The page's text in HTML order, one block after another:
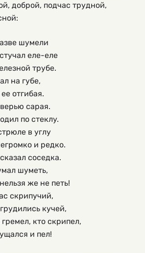
доброй, подчас трудной,
шумели
еле-еле
трубе.
на губе,
отгибая.
сарая.
по стеклу.
в углу
и редко.
соседка.
шуметь,
же не петь!
скрипучий,
кучей,
гремел, кто скрипел,
и пел!